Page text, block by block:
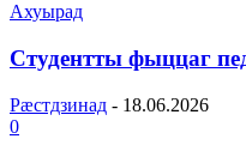
Ахуырад
Студентты фыццаг
Рæстдзинад - 18.06.2026
0